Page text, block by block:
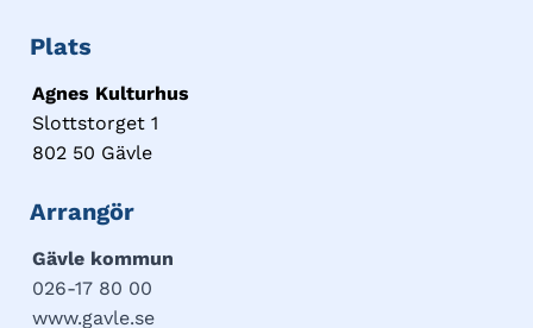
Plats
Agnes Kulturhus
Slottstorget 1
802 50 Gävle
Arrangör
Gävle kommun
026-17 80 00
www.gavle.se